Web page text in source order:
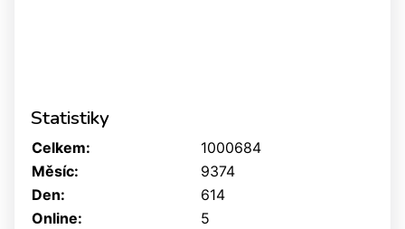
Statistiky
Online: 5
Celkem:
1000684
Měsíc:
9374
Den:
614